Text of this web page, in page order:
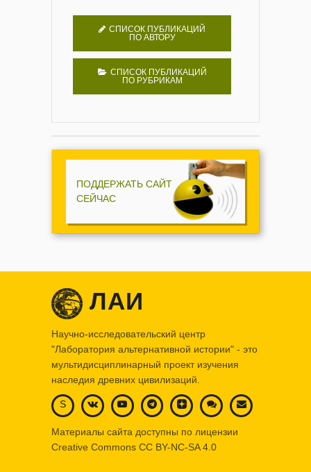
СПИСОК ПУБЛИКАЦИЙ
ПО АВТОРУ
СПИСОК ПУБЛИКАЦИЙ
ПО РУБРИКАМ
ПОДДЕРЖАТЬ САЙТ
СЕЙЧАС
ЛАИ
Научно-исследовательский центр
"Лаборатория альтернативной истории" - это
мультидисциплинарный проект изучения
наследия древних цивилизаций.
S
Материалы сайта доступны по лицензии
Creative Commons CC BY-NC-SA 4.0